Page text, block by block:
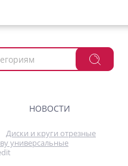
НОВОСТИ
Диски и круги отрезные
универсальные